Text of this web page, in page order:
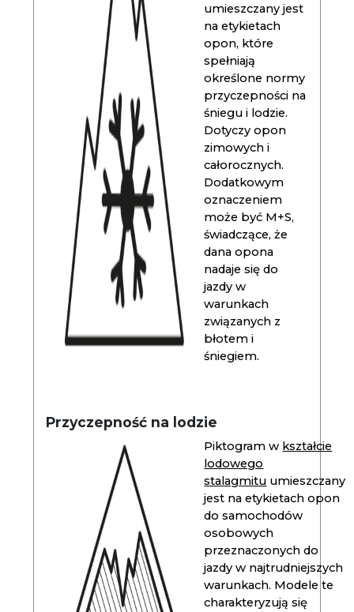
umieszczany jest
na etykietach
opon, które
spełniają
określone normy
przyczepności na
śniegu i lodzie.
Dotyczy opon
zimowych i
całorocznych.
Dodatkowym
oznaczeniem
może być M+S,
świadczące, że
dana opona
nadaje się do
jazdy w
warunkach
związanych z
błotem i
śniegiem.
Przyczepność na lodzie
Piktogram w kształcie
lodowego
stalagmitu umieszczany
jest na etykietach opon
do samochodów
osobowych
przeznaczonych do
jazdy w najtrudniejszych
warunkach. Modele te
charakteryzują się